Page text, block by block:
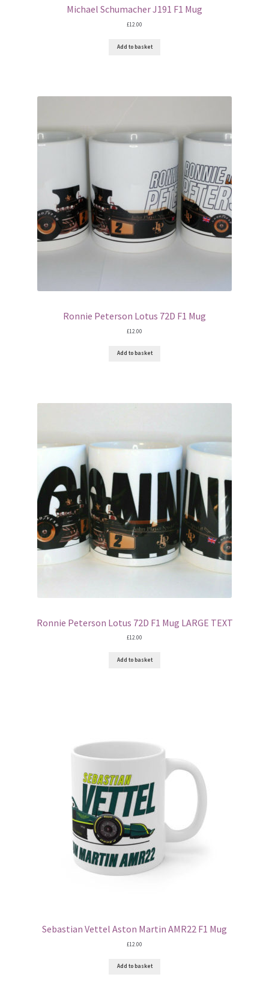
Michael Schumacher J191 F1 Mug
£12.00
Add to basket
Ronnie Peterson Lotus 72D F1 Mug
£12.00
Add to basket
Ronnie Peterson Lotus 72D F1 Mug LARGE TEXT
£12.00
Add to basket
Sebastian Vettel Aston Martin AMR22 F1 Mug
£12.00
Add to basket